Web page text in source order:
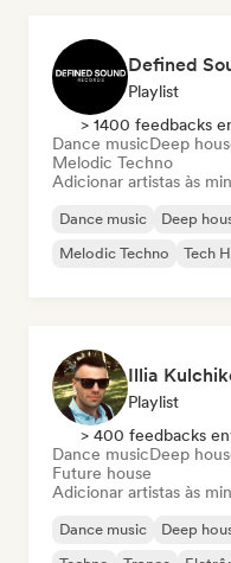
Playlist
> 1400 feedbacks
Dance musicDeep
Melodic Techno
Adicionar artistas às
Dance music Deep
Melodic Techno
Tech
Illia
Playlist
> 400 feedbacks
Dance musicDeep
Future house
Adicionar artistas às
Dance music Deep